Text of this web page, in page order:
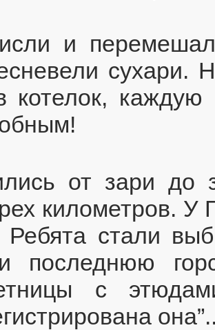
и
сухари.
котелок, каждую
от зари до
километров. У
Ребята стали
последнюю
с